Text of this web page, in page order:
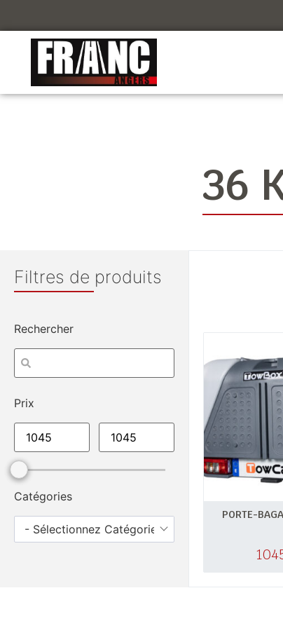
36
Filtres de produits
Rechercher
Prix
Catégories
- Sélectionnez Catégories -
PORTE-